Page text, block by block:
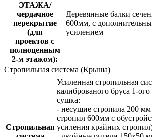
ЭТАЖА/
чердачное
перекрытие
(для
проектов с
полноценным
2-м этажом):
Деревянные балки
600мм, с
усилением
Стропильная система (Крыша)
Стропильная
Усиленная стропильная
калиброваного бруса 1-
сушка:
- несущие стропила 200
стропил 600мм с
усиления крайних